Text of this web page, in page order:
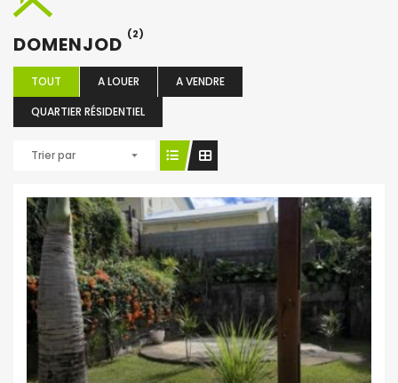
DOMENJOD (2)
TOUT A LOUER
A VENDRE
QUARTIER RÉSIDENTIEL
Trier par